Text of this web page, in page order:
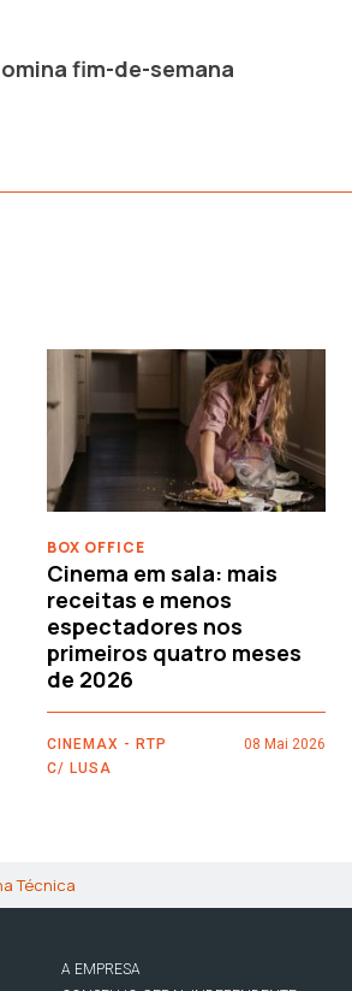
fim-de-semana
BOX OFFICE
Cinema em sala: mais
receitas e menos
espectadores nos
primeiros quatro meses
de 2026
CINEMAX - RTP
C/ LUSA
08 Mai 2026
Técnica
A EMPRESA